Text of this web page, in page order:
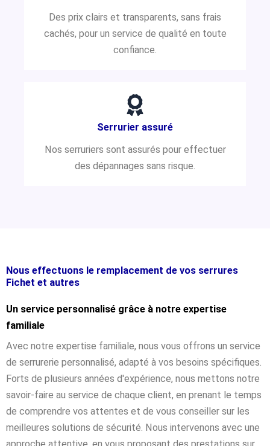
Des prix clairs et transparents, sans frais
cachés, pour un service de qualité en toute
confiance.
Serrurier assuré
Nos serruriers sont assurés pour effectuer
des dépannages sans risque.
Nous effectuons le remplacement de vos serrures
Fichet et autres
Un service personnalisé grâce à notre expertise
familiale
Avec notre expertise familiale, nous vous offrons un service
de serrurerie personnalisé, adapté à vos besoins spécifiques.
Forts de plusieurs années d'expérience, nous mettons notre
savoir-faire au service de chaque client, en prenant le temps
de comprendre vos attentes et de vous conseiller sur les
meilleures solutions de sécurité. Nous intervenons avec une
approche attentive, en vous proposant des prestations sur